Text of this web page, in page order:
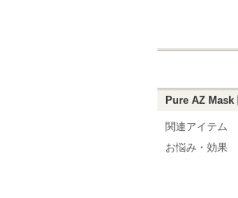
Pure AZ Mask
関連アイテム
お悩み・効果